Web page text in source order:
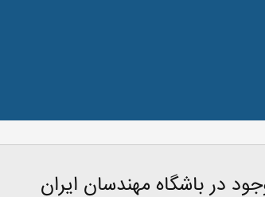
در باشگاه مهندسان ایران